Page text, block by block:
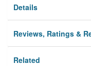
Details
Reviews, Ratings &
Related